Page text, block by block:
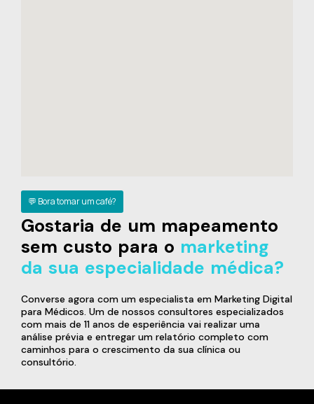
💬 Bora tomar um café?
Gostaria de um mapeamento
sem custo para o marketing
da sua especialidade médica?
Converse agora com um especialista em Marketing Digital
para Médicos. Um de nossos consultores especializados
com mais de 11 anos de esperiência vai realizar uma
análise prévia e entregar um relatório completo com
caminhos para o crescimento da sua clínica ou
consultório.